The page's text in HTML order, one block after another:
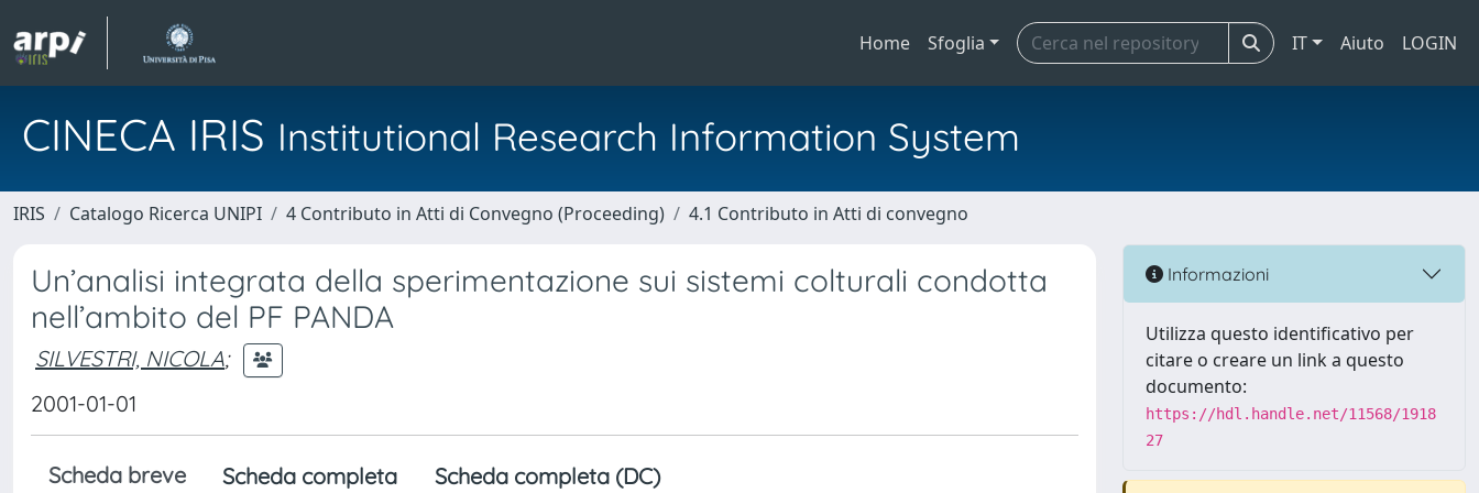
Home Sfoglia IT Aiuto LOGIN
CINECA IRIS Institutional Research Information System
IRIS Catalogo Ricerca UNIPI 4 Contributo in Atti di Convegno (Proceeding) 4.1 Contributo in Atti di convegno
Un’analisi integrata della sperimentazione sui sistemi colturali condotta
nell’ambito del PF PANDA
SILVESTRI, NICOLA;
2001-01-01
Scheda breve Scheda completa Scheda completa (DC)
Informazioni
Utilizza questo identificativo per
citare o creare un link a questo
documento:
https://hdl.handle.net/11568/1918
27